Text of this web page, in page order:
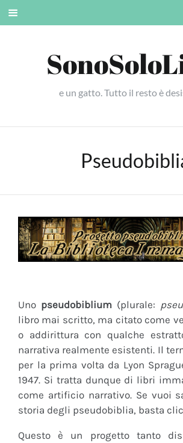
Skip
e un gatto. Tutto il resto è
Uno pseudobiblium (plurale:
libro mai scritto, ma citato come
o addirittura con qualche
narrativa realmente esistenti. Il
per la prima volta da Lyon
1947. Si tratta dunque di libri
come artificio narrativo. Se vuoi
storia degli pseudobiblia, basta
Questo è un progetto tanto